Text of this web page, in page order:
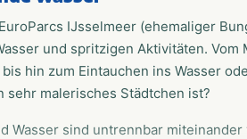
IJsselmeer (ehemaliger
und spritzigen Aktivitäten.
hin zum Eintauchen ins Wasser
sehr malerisches Städtchen ist?
Wasser sind untrennbar